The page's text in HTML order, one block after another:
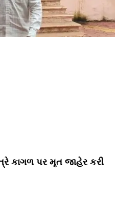
કાગળ પર મૃત જાહેર કરી